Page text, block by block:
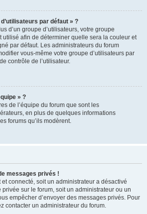
d’utilisateurs par défaut » ?
d’un groupe d’utilisateurs, votre groupe
utilisé afin de déterminer quelle sera la couleur et
par défaut. Les administrateurs du forum
vous-même votre groupe d’utilisateurs par
contrôle de l’utilisateur.
» ?
de l’équipe du forum que sont les
en plus de quelques informations
forums qu’ils modèrent.
messages privés !
et connecté, soit un administrateur a désactivé
sur le forum, soit un administrateur ou un
empêcher d’envoyer des messages privés. Pour
contacter un administrateur du forum.